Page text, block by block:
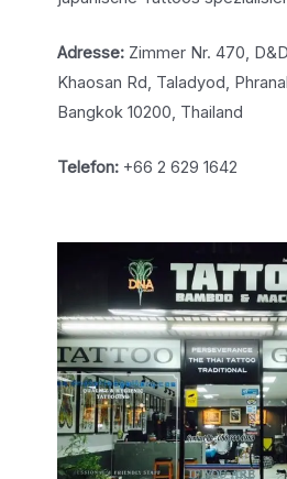
Adresse:Zimmer Nr. 470,
Khaosan Rd, Taladyod,
Bangkok 10200, Thailand
Telefon:+66 2 629 1642